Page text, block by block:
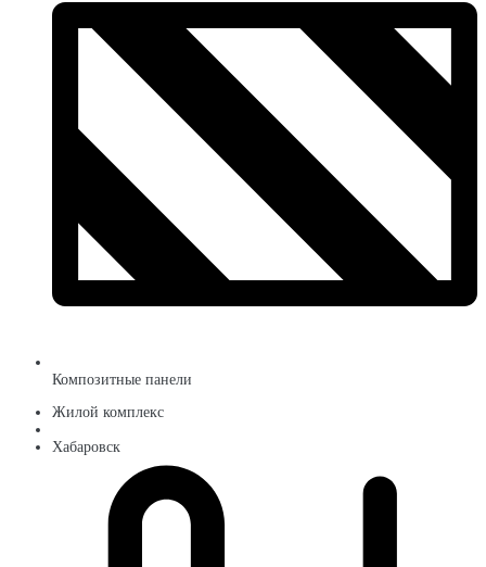
Композитные панели
Жилой комплекс
Хабаровск